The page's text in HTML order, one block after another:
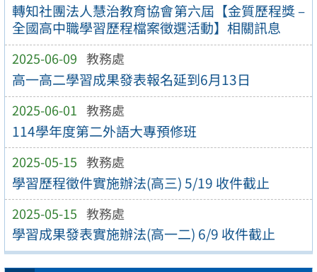
轉知社團法人慧治教育協會第六屆【金質歷程獎 –
全國高中職學習歷程檔案徵選活動】相關訊息
2025-06-09 教務處
高一高二學習成果發表報名延到6月13日
2025-06-01 教務處
114學年度第二外語大專預修班
2025-05-15 教務處
學習歷程徵件實施辦法(高三) 5/19 收件截止
2025-05-15 教務處
學習成果發表實施辦法(高一二) 6/9 收件截止